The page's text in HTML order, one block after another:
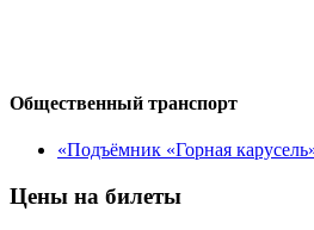
Общественный транспорт
«Подъёмник «Горная
Цены на билеты